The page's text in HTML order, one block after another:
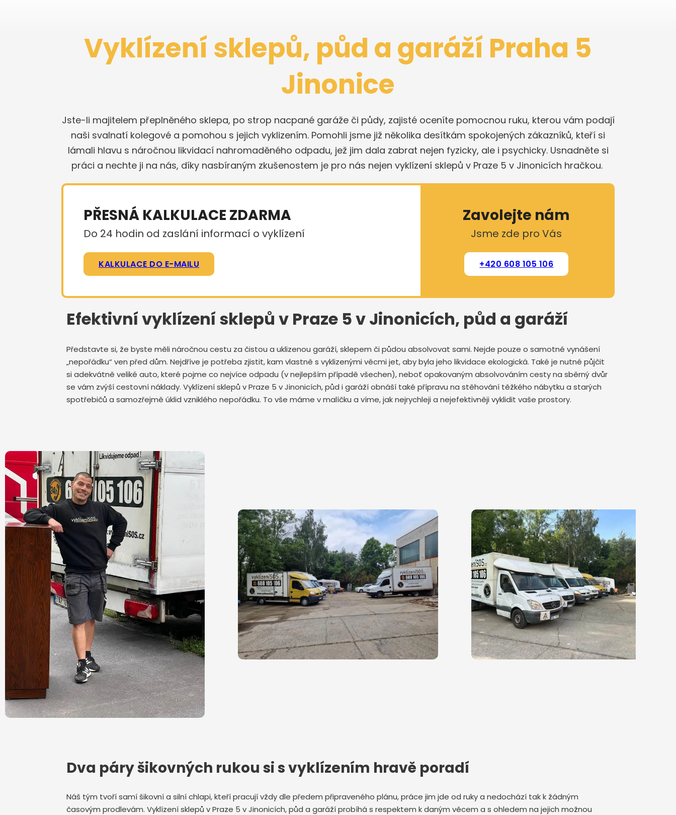
Vyklízení sklepů, půd a garáží Praha 5
Jinonice
Jste-li majitelem přeplněného sklepa, po strop nacpané garáže či půdy, zajisté oceníte pomocnou ruku, kterou vám podají
naši svalnatí kolegové a pomohou s jejich vyklizením. Pomohli jsme již několika desítkám spokojených zákazníků, kteří si
lámali hlavu s náročnou likvidací nahromaděného odpadu, jež jim dala zabrat nejen fyzicky, ale i psychicky. Usnadněte si
práci a nechte ji na nás, díky nasbíraným zkušenostem je pro nás nejen vyklízení sklepů v Praze 5 v Jinonicích hračkou.
PŘESNÁ KALKULACE ZDARMA
Do 24 hodin od zaslání informací o vyklízení
KALKULACE DO E-MAILU
Zavolejte nám
Jsme zde pro Vás
+420 608 105 106
Efektivní vyklízení sklepů v Praze 5 v Jinonicích, půd a garáží
Představte si, že byste měli náročnou cestu za čistou a uklizenou garáží, sklepem či půdou absolvovat sami. Nejde pouze o samotné vynášení
„nepořádku“ ven před dům. Nejdříve je potřeba zjistit, kam vlastně s vyklizenými věcmi jet, aby byla jeho likvidace ekologická. Také je nutné půjčit
si adekvátně veliké auto, které pojme co nejvíce odpadu (v nejlepším případě všechen), neboť opakovaným absolvováním cesty na sběrný dvůr
se vám zvýší cestovní náklady. Vyklízení sklepů v Praze 5 v Jinonicích, půd i garáží obnáší také přípravu na stěhování těžkého nábytku a starých
spotřebičů a samozřejmě úklid vzniklého nepořádku. To vše máme v malíčku a víme, jak nejrychleji a nejefektivněji vyklidit vaše prostory.
Dva páry šikovných rukou si s vyklízením hravě poradí
Náš tým tvoří samí šikovní a silní chlapi, kteří pracují vždy dle předem připraveného plánu, práce jim jde od ruky a nedochází tak k žádným
časovým prodlevám. Vyklízení sklepů v Praze 5 v Jinonicích, půd a garáží probíhá s respektem k daným věcem a s ohledem na jejich možnou